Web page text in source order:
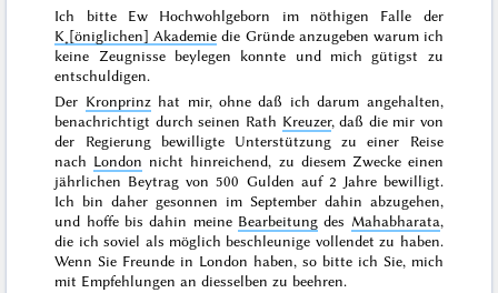
Ich bitte Ew Hochwohlgeborn im nöthigen Falle der
K˖[öniglichen] Akademie die Gründe anzugeben warum ich
keine Zeugnisse beylegen konnte und mich gütigst zu
entschuldigen.
Der Kronprinzhat mir, ohne daß ich darum angehalten,
benachrichtigt durch seinen Rath Kreuzer, daß die mir von
der Regierung bewilligte Unterstützung zu einer Reise
nach London nicht hinreichend, zu diesem Zwecke einen
jährlichen Beytrag von 500 Gulden auf 2 Jahre bewilligt.
Ich bin daher gesonnen im September dahin abzugehen,
und hoffe bis dahin meine Bearbeitung des Mahabharata,
die ich soviel als möglich beschleunige vollendet zu haben.
Wenn Sie Freunde in London haben, so bitte ich Sie, mich
mit Empfehlungen an diesselben zu beehren.